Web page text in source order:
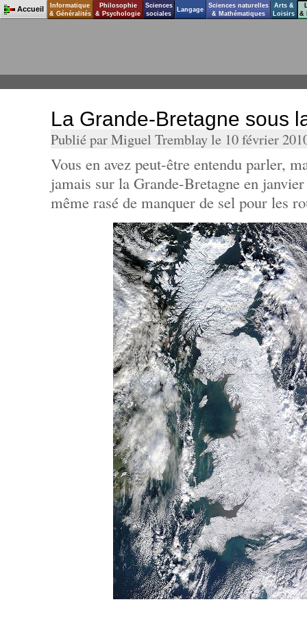
La Grande-Bretagne sous
Publié par Miguel Tremblay le 10 février
Vous en avez peut-être entendu parler,
jamais sur la Grande-Bretagne en
même rasé de manquer de sel pour les
Accueil
Informatique
& Généralités
Philosophie
& Psychologie
Sciences
sociales
Langage
Sciences naturelles
& Mathématiques
Arts &
Loisirs
&